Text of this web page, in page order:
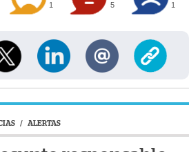
1 5 1
/ ALERTAS